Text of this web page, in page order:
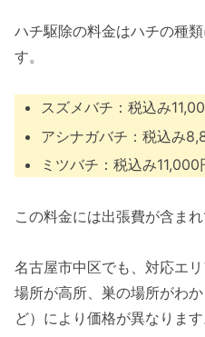
ハチ駆除の料金はハチの種
す。
スズメバチ：税込み
アシナガバチ：税込み
ミツバチ：税込み11,000
この料金には出張費が含まれ
名古屋市中区でも、対応エ
場所が高所、巣の場所がわ
ど）により価格が異なります